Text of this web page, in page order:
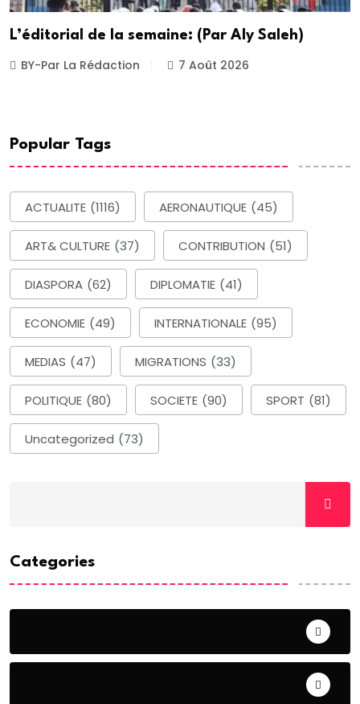
L’éditorial de la semaine: (Par Aly Saleh)
BY-Par La Rédaction 7 Août 2026
Popular Tags
ACTUALITE (1116) AERONAUTIQUE (45)
ART& CULTURE (37) CONTRIBUTION (51)
DIASPORA (62) DIPLOMATIE (41)
ECONOMIE (49) INTERNATIONALE (95)
MEDIAS (47) MIGRATIONS (33)
POLITIQUE (80) SOCIETE (90) SPORT (81)
Uncategorized (73)
Categories